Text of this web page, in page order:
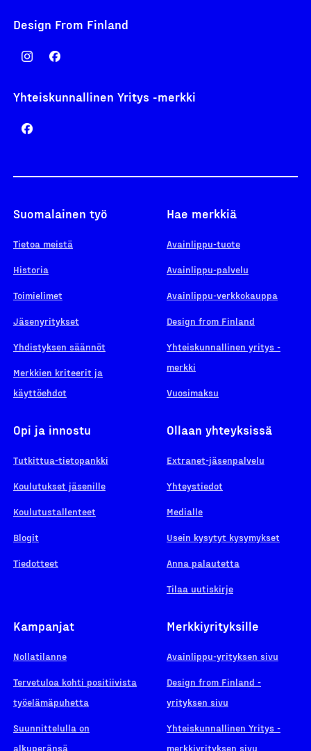
Design From Finland
Yhteiskunnallinen Yritys -merkki
Suomalainen työ
Tietoa meistä
Historia
Toimielimet
Jäsenyritykset
Yhdistyksen säännöt
Merkkien kriteerit ja
käyttöehdot
Hae merkkiä
Avainlippu-tuote
Avainlippu-palvelu
Avainlippu-verkkokauppa
Design from Finland
Yhteiskunnallinen yritys -
merkki
Vuosimaksu
Opi ja innostu
Tutkittua-tietopankki
Koulutukset jäsenille
Koulutustallenteet
Blogit
Tiedotteet
Ollaan yhteyksissä
Extranet-jäsenpalvelu
Yhteystiedot
Medialle
Usein kysytyt kysymykset
Anna palautetta
Tilaa uutiskirje
Kampanjat
Nollatilanne
Tervetuloa kohti positiivista
työelämäpuhetta
Suunnittelulla on
alkuperänsä
Merkkiyrityksille
Avainlippu-yrityksen sivu
Design from Finland -
yrityksen sivu
Yhteiskunnallinen Yritys -
merkkiyrityksen sivu